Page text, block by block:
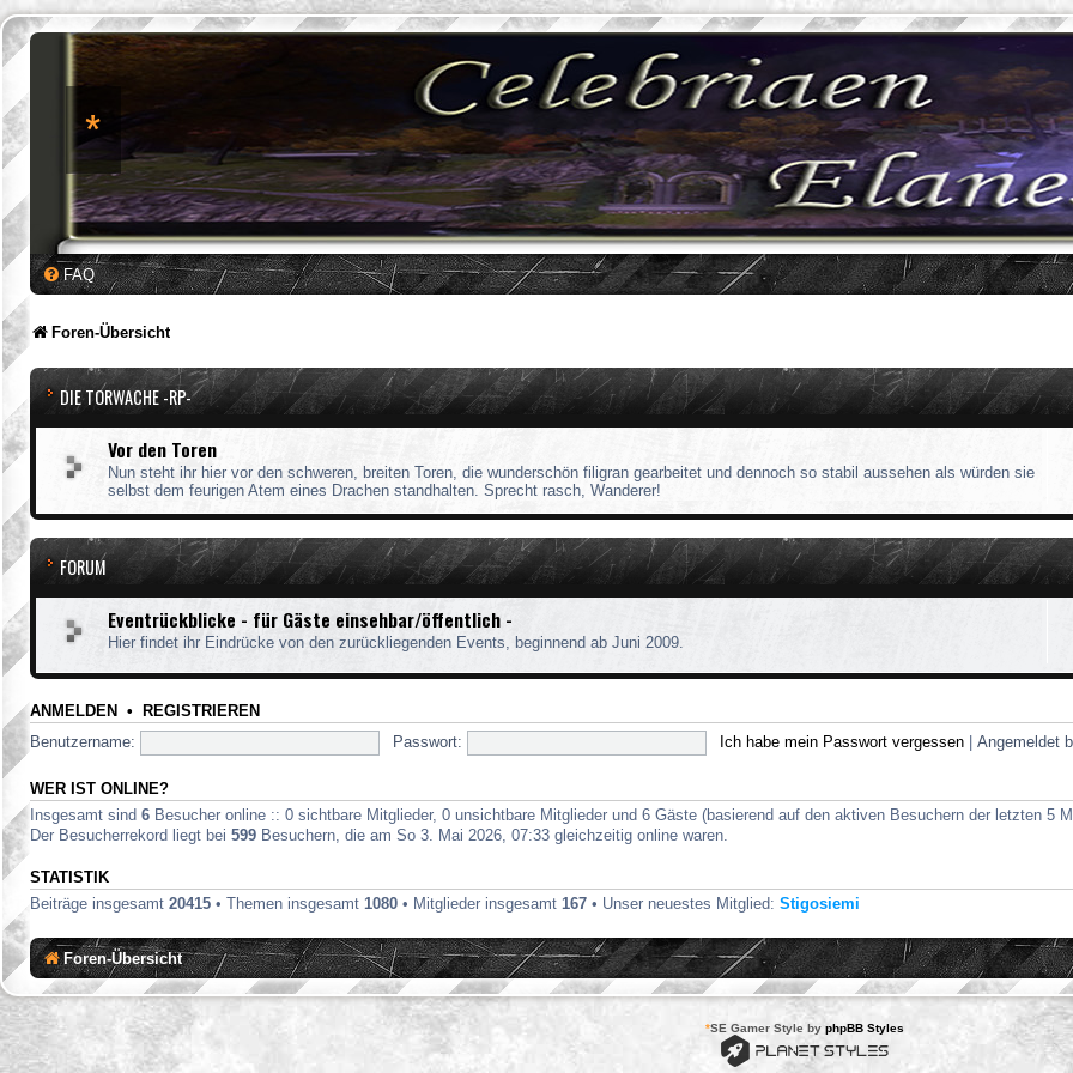
*
FAQ
Foren-Übersicht
DIE TORWACHE -RP-
Vor den Toren
Nun steht ihr hier vor den schweren, breiten Toren, die wunderschön filigran gearbeitet und dennoch so stabil aussehen als würden sie
selbst dem feurigen Atem eines Drachen standhalten. Sprecht rasch, Wanderer!
FORUM
Eventrückblicke - für Gäste einsehbar/öffentlich -
Hier findet ihr Eindrücke von den zurückliegenden Events, beginnend ab Juni 2009.
ANMELDEN • REGISTRIEREN
Benutzername: Passwort: Ich habe mein Passwort vergessen Angemeldet
WER IST ONLINE?
Insgesamt sind 6 Besucher online :: 0 sichtbare Mitglieder, 0 unsichtbare Mitglieder und 6 Gäste (basierend auf den aktiven Besuchern der letzten 5
Der Besucherrekord liegt bei 599 Besuchern, die am So 3. Mai 2026, 07:33 gleichzeitig online waren.
STATISTIK
Beiträge insgesamt 20415 • Themen insgesamt 1080 • Mitglieder insgesamt 167 • Unser neuestes Mitglied: Stigosiemi
Foren-Übersicht
*SE Gamer Style by phpBB Styles